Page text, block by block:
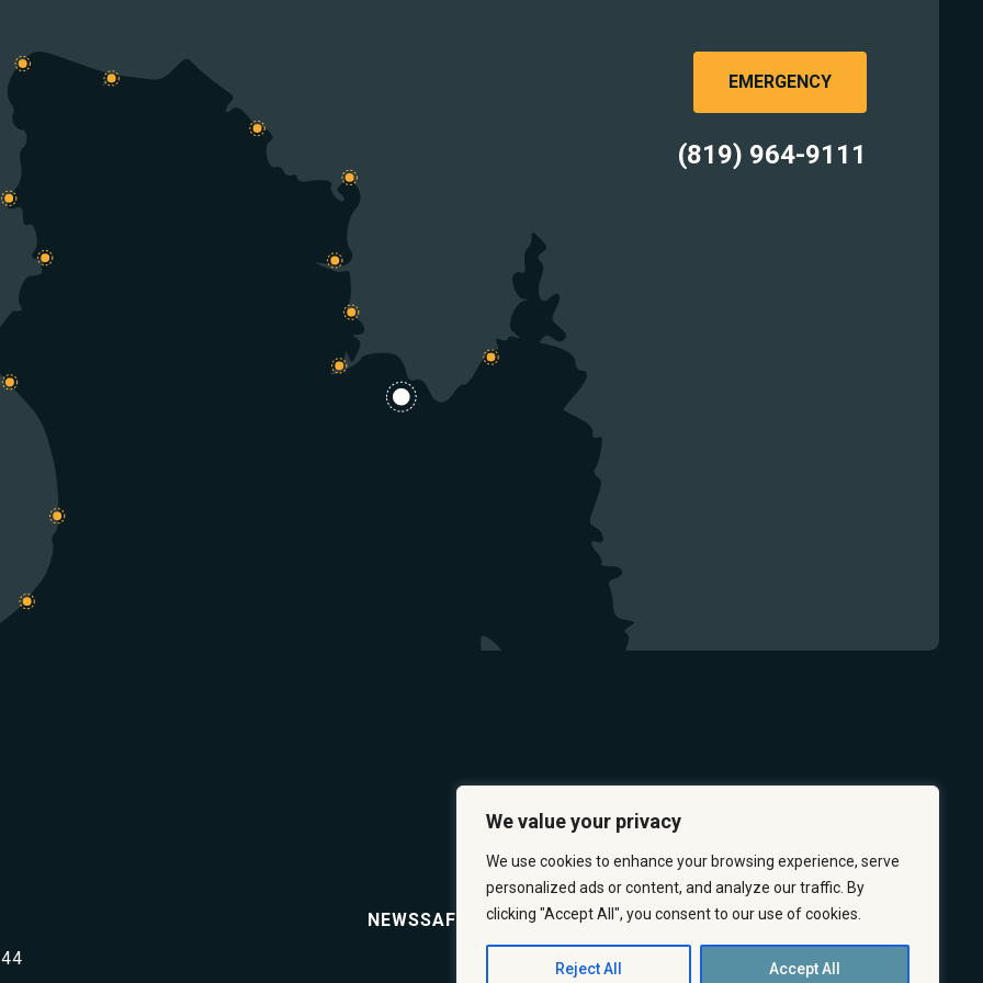
We value your privacy
We use cookies to enhance your browsing experience, serve
personalized ads or content, and analyze our traffic. By
clicking "Accept All", you consent to our use of cookies.
Reject All Accept All
EMERGENCY
(819) 964-9111
NEWSSAFETY & PREVENTIONCAREERSABOUT USCONTACT US